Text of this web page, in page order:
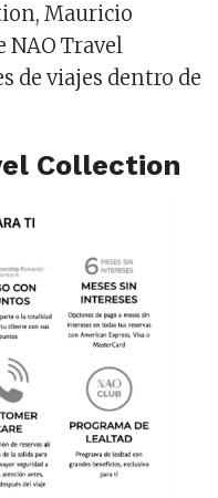
Mauricio
NAO Travel
de viajes dentro de
Collection